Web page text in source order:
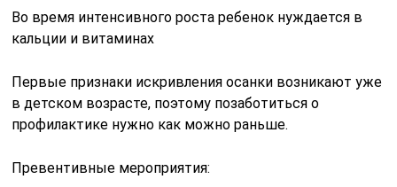
Во время интенсивного роста ребенок нуждается в
кальции и витаминах
Первые признаки искривления осанки возникают уже
в детском возрасте, поэтому позаботиться о
профилактике нужно как можно раньше.
Превентивные мероприятия: